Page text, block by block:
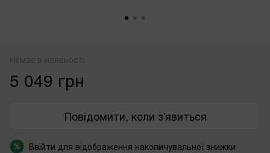
Немає в наявності
5 049 грн
Повідомити, коли з'явиться
% Ввійти для відображення накопичувальної знижки